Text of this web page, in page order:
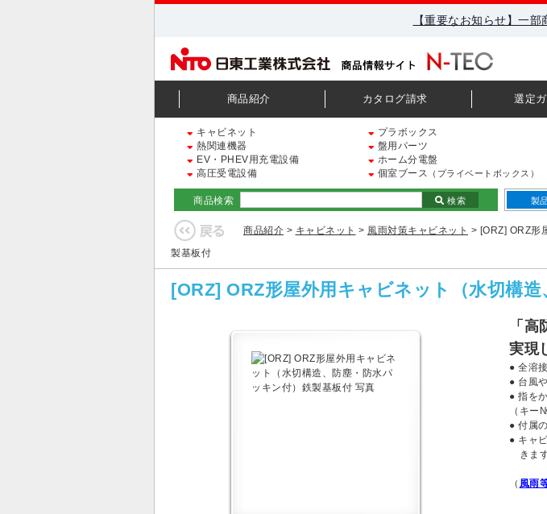
【重要なお知らせ】一
商品紹介 カタログ請求 選定
キャビネット プラボックス
熱関連機器
盤用パーツ
EV・PHEV用充電設備
ホーム分電盤
高圧受電設備
個室ブース （プライベートボックス）
商品検索 検索 製
商品紹介 > キャビネット > 風雨対策キャビネット > [ORZ] ORZ形
製基板付
[ORZ] ORZ形屋外用キャビネット（水切構
「高
実現
● 全溶
● 台風
● 指を
（キー
● 付属
● キャ
きます
（ 風雨